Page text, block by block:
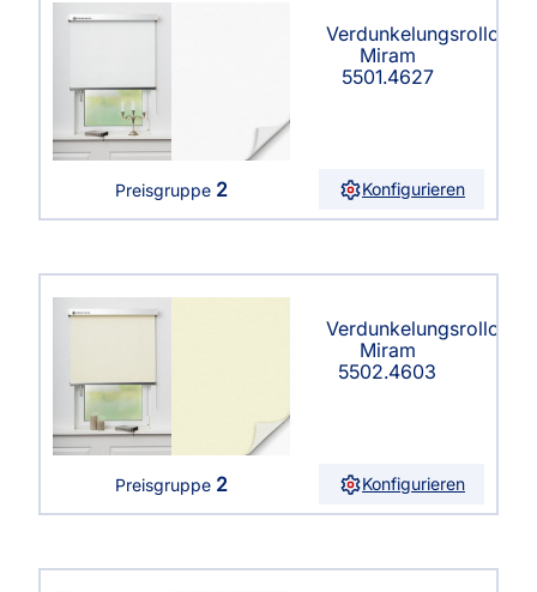
Verdunkelungsrollo
Miram
5501.4627
Preisgruppe 2 Konfigurieren
Verdunkelungsrollo
Miram
5502.4603
Preisgruppe 2 Konfigurieren